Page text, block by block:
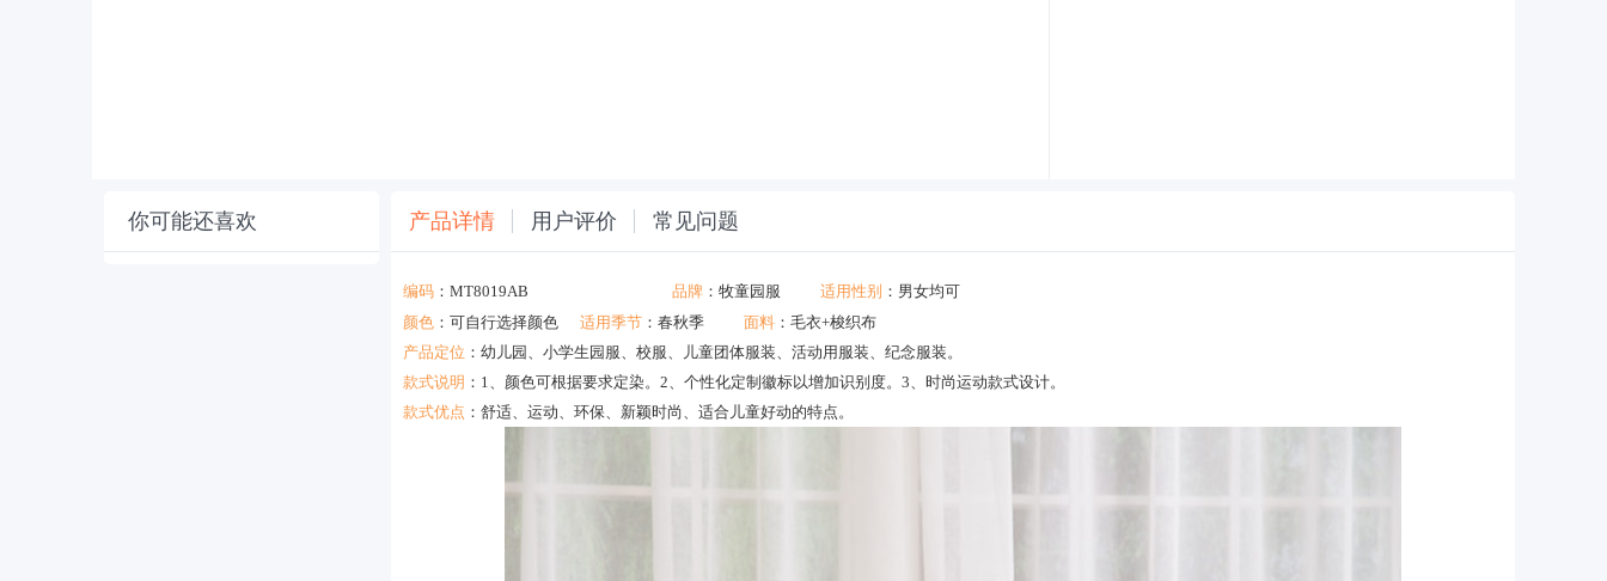
你可能还喜欢 产品详情 用户评价 常见问题
编码 ：MT8019AB 品牌 ： 牧童园服 适用性别 ：男女均可
颜色 ：可自行选择颜色 适用季节 ：春秋季 面料 ：毛衣+梭织布
产品定位 ： 幼儿园、小学生园服、校服、儿童团体服装、活动用服装、纪念服装。
款式说明 ： 1、颜色可根据要求定染。2、个性化定制徽标以增加识别度。3、时尚运动款式设计。
款式优点 ： 舒适、运动、环保、新颖时尚、适合儿童好动的特点。